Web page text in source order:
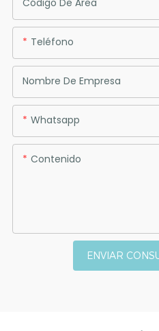
Código De Área
Teléfono
Nombre De Empresa
Whatsapp
Contenido
ENVIAR